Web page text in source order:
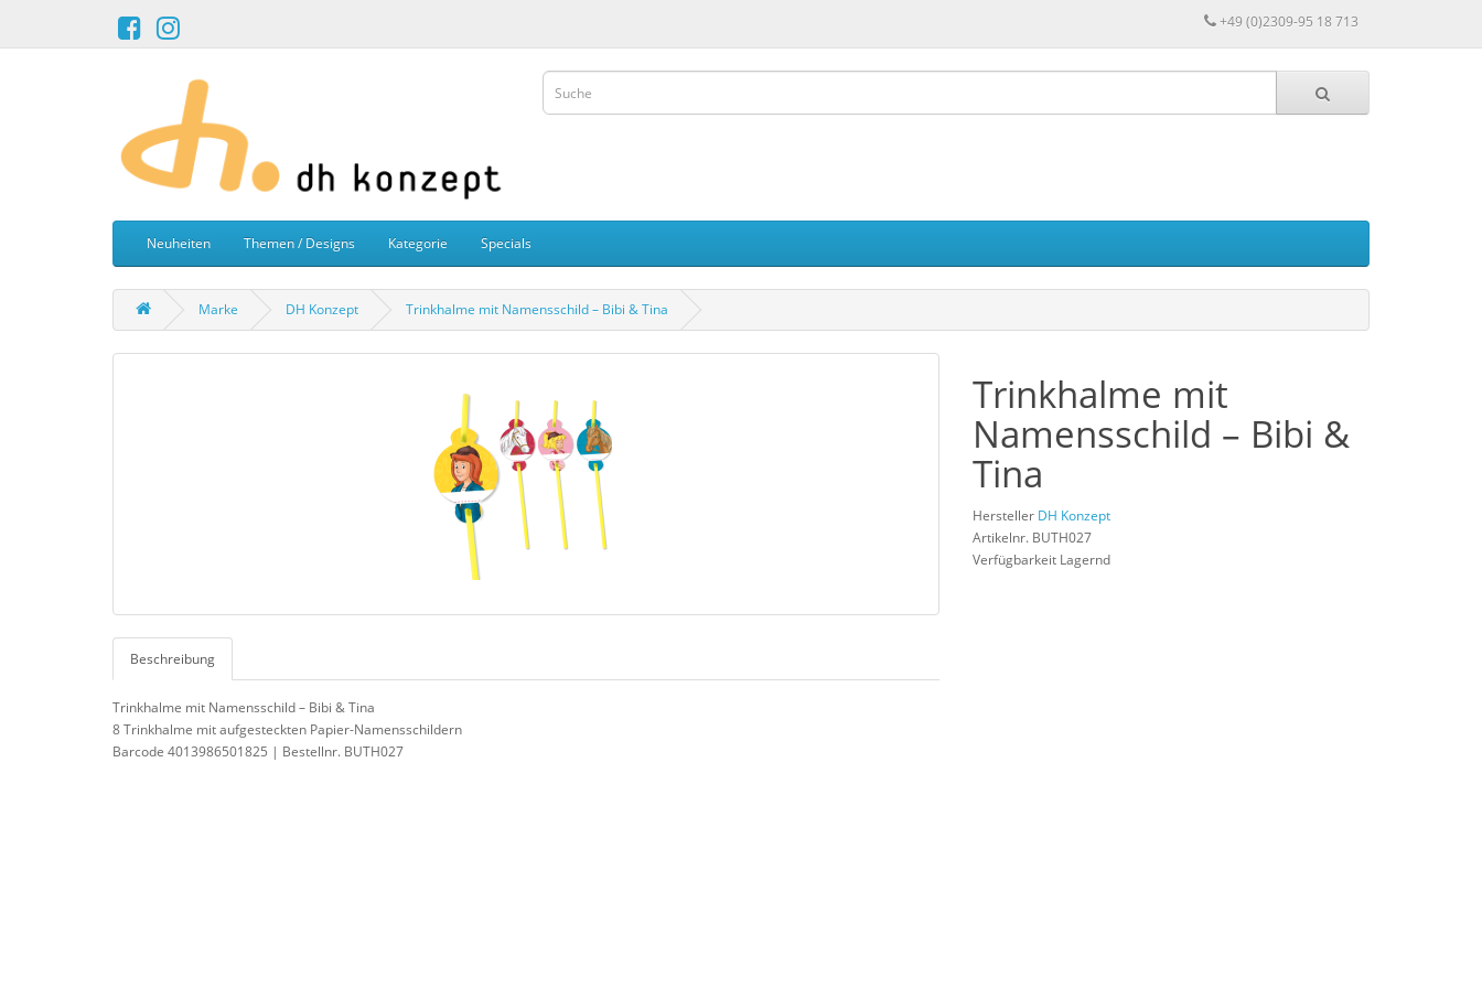
+49 (0)2309-95 18 713
Neuheiten Themen / Designs Kategorie Specials
Marke DH Konzept Trinkhalme mit Namensschild – Bibi & Tina
Beschreibung
Trinkhalme mit Namensschild – Bibi & Tina
8 Trinkhalme mit aufgesteckten Papier-Namensschildern
Barcode 4013986501825 | Bestellnr. BUTH027
Trinkhalme mit
Namensschild – Bibi &
Tina
Hersteller DH Konzept
Artikelnr. BUTH027
Verfügbarkeit Lagernd